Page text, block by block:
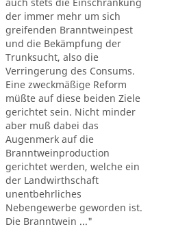
der immer mehr um sich
greifenden Branntweinpest
und die Bekämpfung der
Trunksucht, also die
Verringerung des Consums.
Eine zweckmäßige Reform
müßte auf diese beiden Ziele
gerichtet sein. Nicht minder
aber muß dabei das
Augenmerk auf die
Branntweinproduction
gerichtet werden, welche ein
der Landwirthschaft
unentbehrliches
Nebengewerbe geworden ist.
Die Branntwein ..."